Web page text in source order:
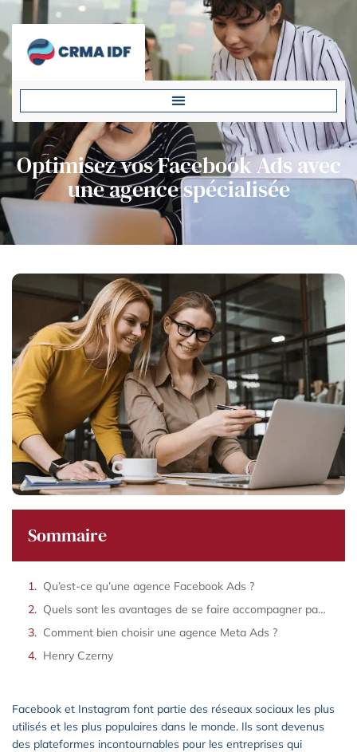
Optimisez vos Facebook Ads avec
une agence spécialisée
Sommaire
Qu’est-ce qu’une agence Facebook Ads ?
Quels sont les avantages de se faire accompagner par une agence Meta Ads ?
Comment bien choisir une agence Meta Ads ?
Henry Czerny
Facebook et Instagram font partie des réseaux sociaux les plus
utilisés et les plus populaires dans le monde. Ils sont devenus
des plateformes incontournables pour les entreprises qui